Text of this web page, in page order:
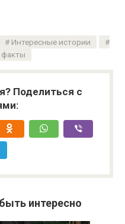
Интересные истории
факты
Поделиться с
интересно